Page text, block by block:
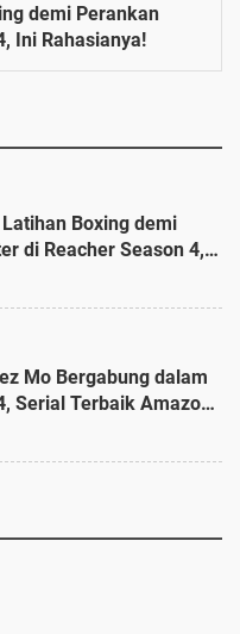
demi Perankan
Ini Rahasianya!
Boxing demi
di Reacher Season 4,
Mo Bergabung dalam
Serial Terbaik Amazon